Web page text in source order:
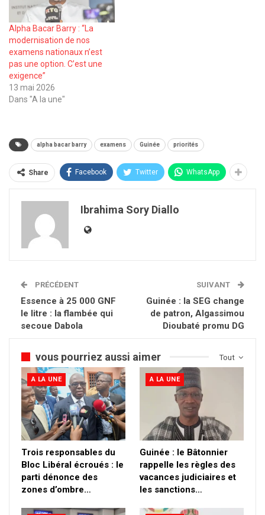
Alpha Bacar Barry : “La
modernisation de nos
examens nationaux n’est
pas une option. C’est une
exigence”
13 mai 2026
Dans "A la une"
alpha bacar barry examens Guinée priorités
Share Facebook Twitter WhatsApp
Ibrahima Sory Diallo
PRÉCÉDENT
Essence à 25 000 GNF
le litre : la flambée qui
secoue Dabola
SUIVANT
Guinée : la SEG change
de patron, Algassimou
Dioubaté promu DG
Tout
vous pourriez aussi aimer
A LA UNE
Trois responsables du
Bloc Libéral écroués : le
parti dénonce des
zones d’ombre…
A LA UNE
Guinée : le Bâtonnier
rappelle les règles des
vacances judiciaires et
les sanctions…